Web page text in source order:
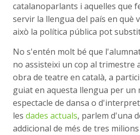
catalanoparlants i aquelles que
servir la llengua del país en què
això la política pública pot
No s'entén molt bé que
no assisteixi un cop al trimestre
obra de teatre en català, a
guiat en aquesta llengua per un
espectacle de dansa o
les dades actuals, parlem d'una
addicional de més de tres